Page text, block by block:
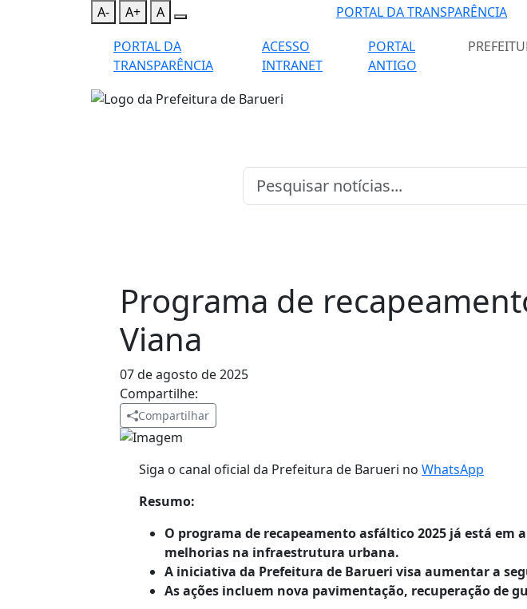
A- A+ A PORTAL DA TRANSPARÊNCIA
PORTAL DA
TRANSPARÊNCIA
ACESSO
INTRANET
PORTAL
ANTIGO
Programa de
Viana
07 de agosto de 2025
Compartilhe:
Compartilhar
Siga o canal oficial da Prefeitura de Barueri no WhatsApp
Resumo:
O programa de recapeamento asfáltico 2025 já está em
melhorias na infraestrutura urbana.
A iniciativa da Prefeitura de Barueri visa aumentar a
As ações incluem nova pavimentação, recuperação de